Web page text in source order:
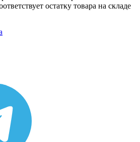
остатку товара на складе